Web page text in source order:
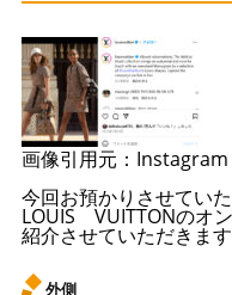
画像引用元：
今回お預かりさせてい
LOUIS VUITTONのオ
紹介させていただきます
外側